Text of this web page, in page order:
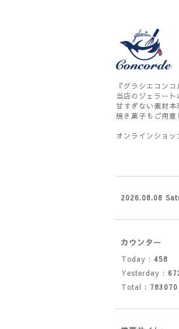
『グラシエコン
当店のジェラー
甘すぎない素材本
焼き菓子もご用意
オンラインショッ
2026.08.08
カウンター
Today : 458
Yesterday :
Total : 783070